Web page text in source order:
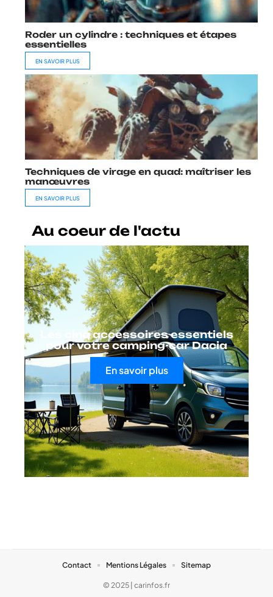
Roder un cylindre : techniques et étapes
essentielles
EN SAVOIR PLUS
Techniques de virage en quad: maîtriser les
manœuvres
EN SAVOIR PLUS
Au coeur de l'actu
Les cinq accessoires essentiels
pour votre camping-car Dacia
En savoir plus
© 2025 | carinfos.fr
Contact Mentions Légales Sitemap